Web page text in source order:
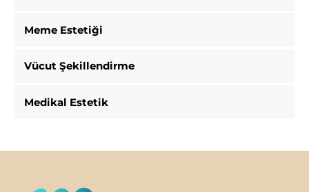
Meme Estetiği
Vücut Şekillendirme
Medikal Estetik